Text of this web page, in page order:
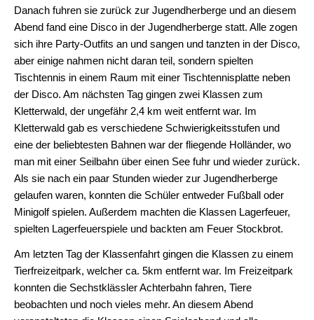
Islamischer
Religionsunterricht
Italienisch
Kunst
Latein
Mathematik
Musik
Pädagogik
Philosophie
Physik
Psychologie
Religion
Danach fuhren sie zurück zur Jugendherberge und an diesem
Abend fand eine Disco in der Jugendherberge statt. Alle zogen
sich ihre Party-Outfits an und sangen und tanzten in der Disco,
aber einige nahmen nicht daran teil, sondern spielten
Tischtennis in einem Raum mit einer Tischtennisplatte neben
der Disco. Am nächsten Tag gingen zwei Klassen zum
Kletterwald, der ungefähr 2,4 km weit entfernt war. Im
Kletterwald gab es verschiedene Schwierigkeitsstufen und
eine der beliebtesten Bahnen war der fliegende Holländer, wo
man mit einer Seilbahn über einen See fuhr und wieder zurück.
Als sie nach ein paar Stunden wieder zur Jugendherberge
gelaufen waren, konnten die Schüler entweder Fußball oder
Minigolf spielen. Außerdem machten die Klassen Lagerfeuer,
spielten Lagerfeuerspiele und backten am Feuer Stockbrot.
Am letzten Tag der Klassenfahrt gingen die Klassen zu einem
Tierfreizeitpark, welcher ca. 5km entfernt war. Im Freizeitpark
konnten die Sechstklässler Achterbahn fahren, Tiere
beobachten und noch vieles mehr. An diesem Abend